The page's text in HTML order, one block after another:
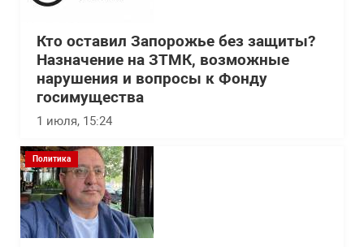
Кто оставил Запорожье без защиты?
Назначение на ЗТМК, возможные
нарушения и вопросы к Фонду
госимущества
1 июля, 15:24
Политика